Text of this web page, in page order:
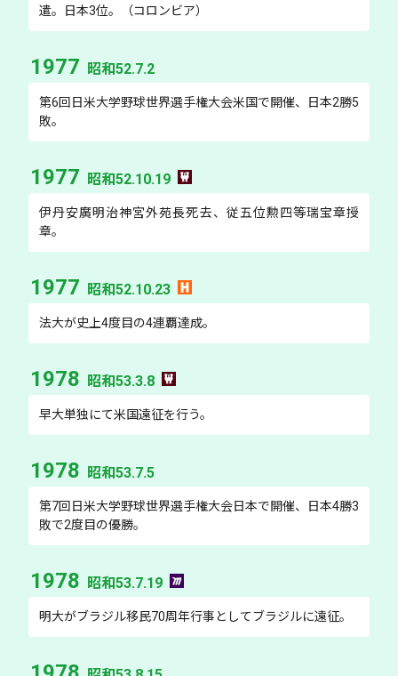
遣。日本3位。（コロンビア）
1977 昭和52.7.2
第6回日米大学野球世界選手権大会米国で開催、日本2勝5
敗。
1977 昭和52.10.19
伊丹安廣明治神宮外苑長死去、従五位勲四等瑞宝章授
章。
1977 昭和52.10.23
法大が史上4度目の4連覇達成。
1978 昭和53.3.8
早大単独にて米国遠征を行う。
1978 昭和53.7.5
第7回日米大学野球世界選手権大会日本で開催、日本4勝3
敗で2度目の優勝。
1978 昭和53.7.19
明大がブラジル移民70周年行事としてブラジルに遠征。